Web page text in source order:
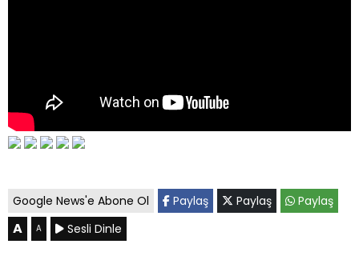
Google News'e Abone Ol Paylaş Paylaş Paylaş
A A Sesli Dinle